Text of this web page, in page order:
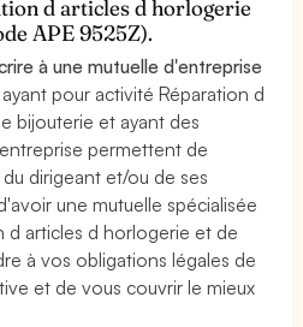
d articles d horlogerie
APE 9525Z).
à une mutuelle d'entreprise
pour activité Réparation d
bijouterie et ayant des
permettent de
dirigeant et/ou de ses
une mutuelle spécialisée
d articles d horlogerie et de
à vos obligations légales de
et de vous couvrir le mieux